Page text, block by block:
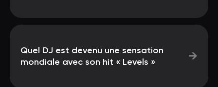
Quel DJ est devenu une sensation
mondiale avec son hit « Levels »
→